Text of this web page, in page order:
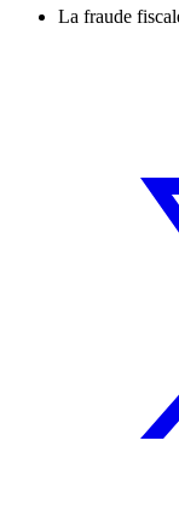
La fraude